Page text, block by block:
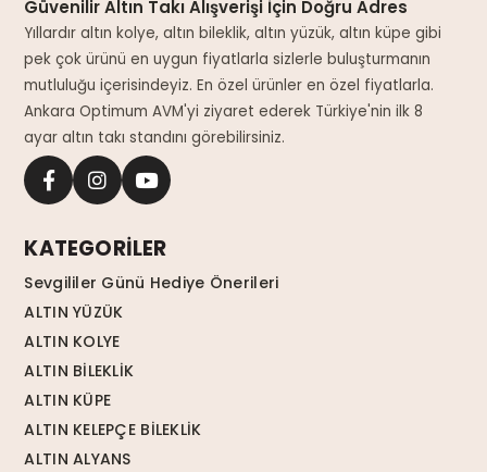
Güvenilir Altın Takı Alışverişi İçin Doğru Adres
Yıllardır altın kolye, altın bileklik, altın yüzük, altın küpe gibi
pek çok ürünü en uygun fiyatlarla sizlerle buluşturmanın
mutluluğu içerisindeyiz. En özel ürünler en özel fiyatlarla.
Ankara Optimum AVM'yi ziyaret ederek Türkiye'nin ilk 8
ayar altın takı standını görebilirsiniz.
KATEGORİLER
Sevgililer Günü Hediye Önerileri
ALTIN YÜZÜK
ALTIN KOLYE
ALTIN BİLEKLİK
ALTIN KÜPE
ALTIN KELEPÇE BİLEKLİK
ALTIN ALYANS